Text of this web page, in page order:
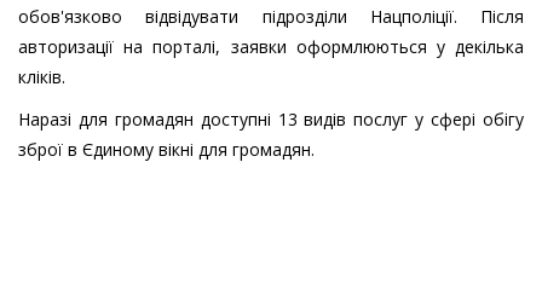
обов'язково відвідувати підрозділи Нацполіції. Після
авторизації на порталі, заявки оформлюються у декілька
кліків.
Наразі для громадян доступні 13 видів послуг у сфері обігу
зброї в Єдиному вікні для громадян.